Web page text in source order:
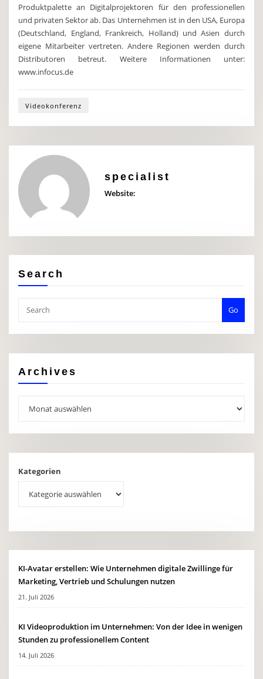
Produktpalette an Digitalprojektoren für den professionellen
und privaten Sektor ab. Das Unternehmen ist in den USA, Europa
(Deutschland, England, Frankreich, Holland) und Asien durch
eigene Mitarbeiter vertreten. Andere Regionen werden durch
Distributoren betreut. Weitere Informationen unter:
www.infocus.de
Videokonferenz
specialist
Website:
Search
Go
Archives
Kategorien
KI-Avatar erstellen: Wie Unternehmen digitale Zwillinge für
Marketing, Vertrieb und Schulungen nutzen
21. Juli 2026
KI Videoproduktion im Unternehmen: Von der Idee in wenigen
Stunden zu professionellem Content
14. Juli 2026